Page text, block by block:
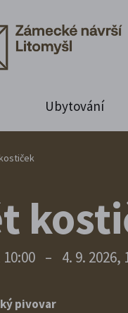
Ubytování
10:00 – 4. 9. 2026,
pivovar